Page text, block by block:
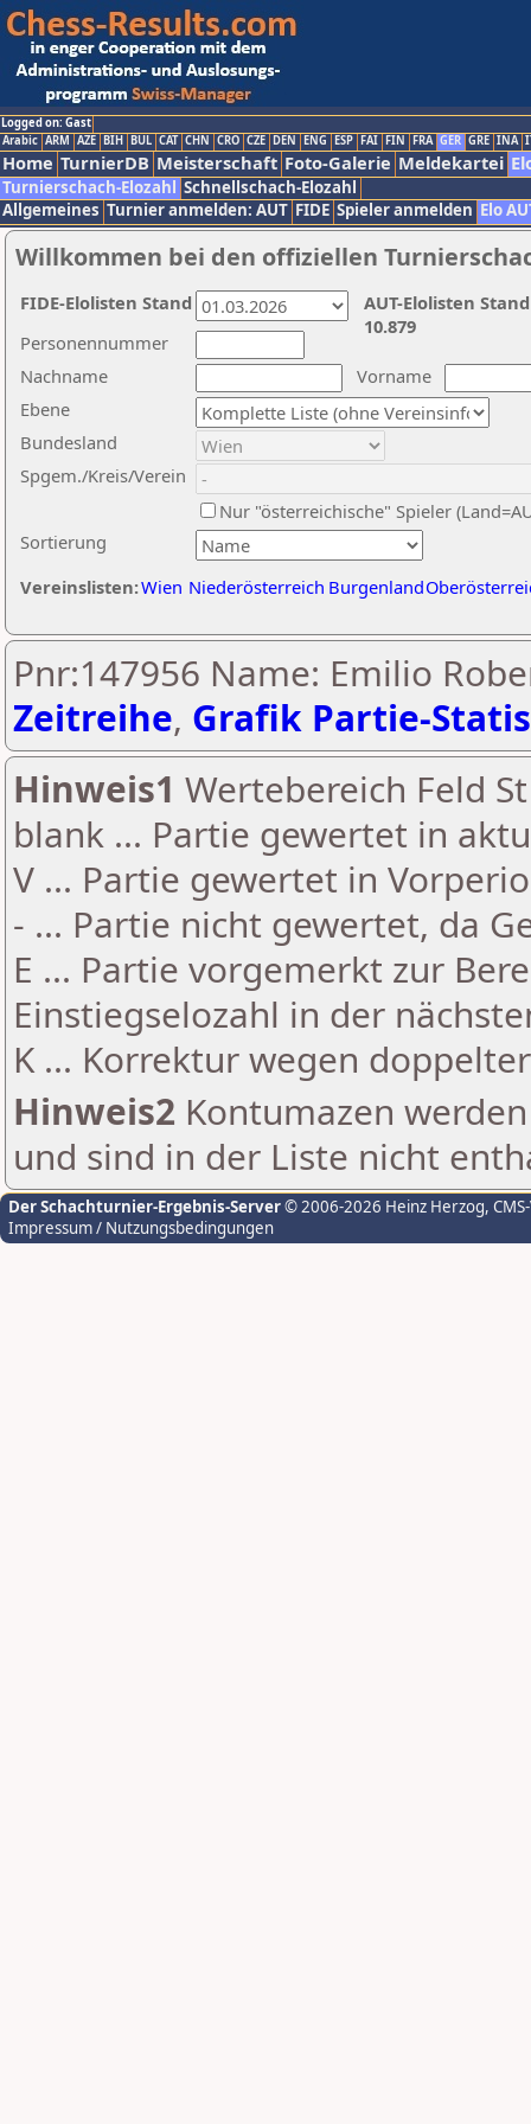
Logged on: Gast
Arabic ARM AZE BIH BUL CAT CHN CRO CZE DEN ENG ESP FAI FIN FRA GER GRE INA
Home TurnierDB Meisterschaft Foto-Galerie Meldekartei
Turnierschach-Elozahl Schnellschach-Elozahl
Allgemeines Turnier anmelden: AUT FIDE Spieler anmelden Elo
Willkommen bei den offiziellen
Nachname
Vorname
Ebene
Sortierung
Personennummer
Bundesland
Spgem./Kreis/Verein
Nur "österreichische" Spieler
Vereinslisten:Wien Niederösterreich Burgenland
AUT-Elolisten
10.879
FIDE-Elolisten Stand
Pnr:147956 Name: Emilio
Zeitreihe, Grafik Partie-
Hinweis1 Wertebereich Feld
blank ... Partie gewertet in
V ... Partie gewertet in
- ... Partie nicht gewertet, da
E ... Partie vorgemerkt zur
Einstiegselozahl in der
K ... Korrektur wegen
Hinweis2 Kontumazen
und sind in der Liste nicht
Der Schachturnier-Ergebnis-Server© 2006-2026 Heinz Herzog,
Impressum / Nutzungsbedingungen